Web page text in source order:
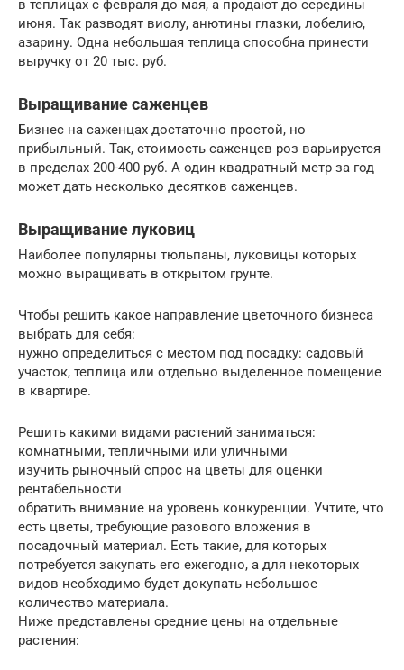
в теплицах с февраля до мая, а продают до середины
июня. Так разводят виолу, анютины глазки, лобелию,
азарину. Одна небольшая теплица способна принести
выручку от 20 тыс. руб.
Выращивание саженцев
Бизнес на саженцах достаточно простой, но
прибыльный. Так, стоимость саженцев роз варьируется
в пределах 200-400 руб. А один квадратный метр за год
может дать несколько десятков саженцев.
Выращивание луковиц
Наиболее популярны тюльпаны, луковицы которых
можно выращивать в открытом грунте.
Чтобы решить какое направление цветочного бизнеса
выбрать для себя:
нужно определиться с местом под посадку: садовый
участок, теплица или отдельно выделенное помещение
в квартире.
Решить какими видами растений заниматься:
комнатными, тепличными или уличными
изучить рыночный спрос на цветы для оценки
рентабельности
обратить внимание на уровень конкуренции. Учтите, что
есть цветы, требующие разового вложения в
посадочный материал. Есть такие, для которых
потребуется закупать его ежегодно, а для некоторых
видов необходимо будет докупать небольшое
количество материала.
Ниже представлены средние цены на отдельные
растения: